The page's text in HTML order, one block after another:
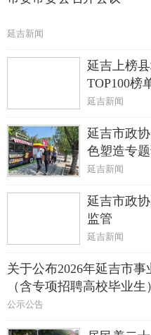
延吉新闻
延吉上榜
TOP100榜
延吉新闻
延吉市政
色塑造专
延吉新闻
延吉市政
监管
延吉新闻
关于公布2026年延吉市
（含专项招聘高校毕业
公示公告